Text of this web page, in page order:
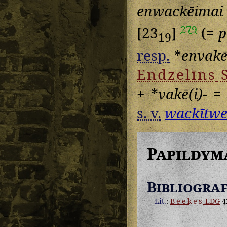
enwackēimai
[2319]279(=
resp.*
Endzelīns
+*vakē(i)-=
s. v.
Lit.:BeekesEDG